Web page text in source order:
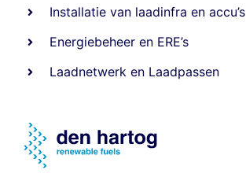
Installatie van laadinfra en accu’s
Energiebeheer en ERE’s
Laadnetwerk en Laadpassen